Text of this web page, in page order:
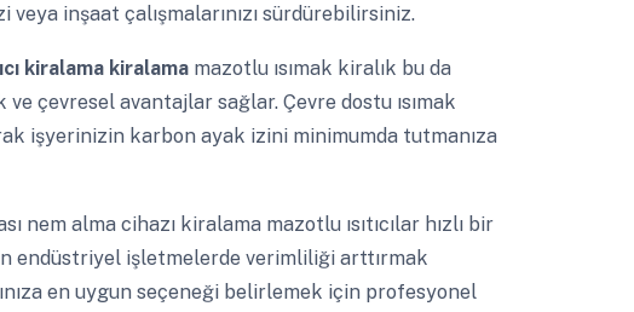
inşaat çalışmalarınızı sürdürebilirsiniz.
kiralama kiralama mazotlu ısımak kiralık bu da
çevresel avantajlar sağlar. Çevre dostu ısımak
işyerinizin karbon ayak izini minimumda tutmanıza
nem alma cihazı kiralama mazotlu ısıtıcılar hızlı bir
endüstriyel işletmelerde verimliliği arttırmak
en uygun seçeneği belirlemek için profesyonel